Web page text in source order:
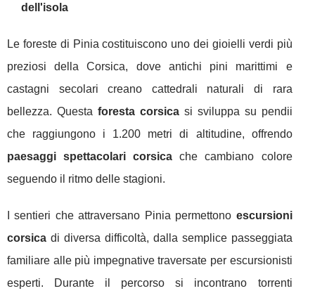
dell'isola
Le foreste di Pinia costituiscono uno dei gioielli verdi più
preziosi della Corsica, dove antichi pini marittimi e
castagni secolari creano cattedrali naturali di rara
bellezza. Questa foresta corsicasi sviluppa su pendii
che raggiungono i 1.200 metri di altitudine, offrendo
paesaggi spettacolari corsica che cambiano colore
seguendo il ritmo delle stagioni.
I sentieri che attraversano Pinia permettono escursioni
corsica di diversa difficoltà, dalla semplice passeggiata
familiare alle più impegnative traversate per escursionisti
esperti. Durante il percorso si incontrano torrenti